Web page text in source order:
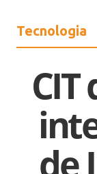
Tecnologia
CIT
de